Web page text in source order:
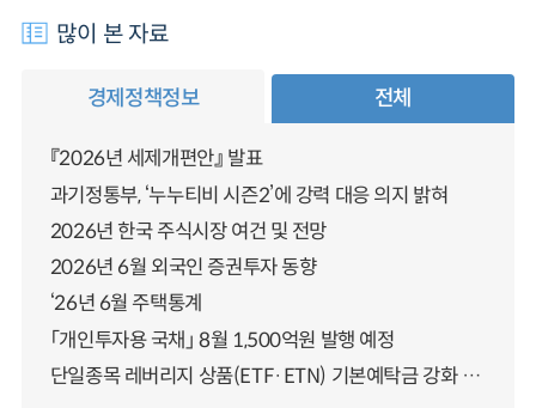
많이 본 자료
경제정책정보 전체
『2026년 세제개편안』 발표
과기정통부, ‘누누티비 시즌2’에 강력 대응 의지 밝혀
2026년 한국 주식시장 여건 및 전망
2026년 6월 외국인 증권투자 동향
‘26년 6월 주택통계
「개인투자용 국채」 8월 1,500억원 발행 예정
단일종목 레버리지 상품(ETF·ETN) 기본예탁금 강화 조기시행 방안 안내